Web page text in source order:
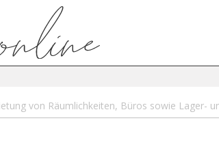
von Räumlichkeiten, Büros sowie Lager-